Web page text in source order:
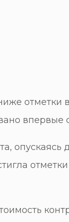
отметки
впервые
опускаясь